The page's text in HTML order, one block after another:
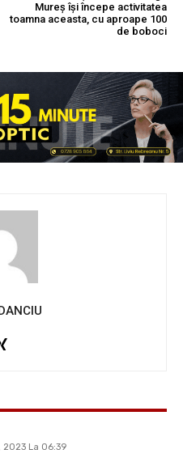
Mureș își începe activitatea
toamna aceasta, cu aproape 100
de boboci
2023 La 06:39